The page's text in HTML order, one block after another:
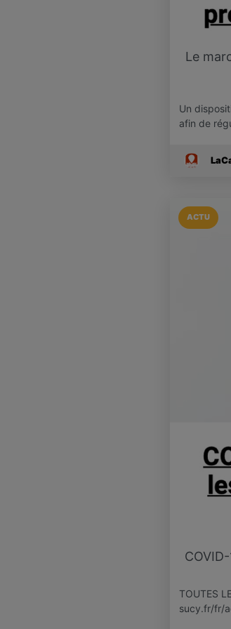
Le
Un
afin de
ACTU
TOUTES
sucy.fr/fr/